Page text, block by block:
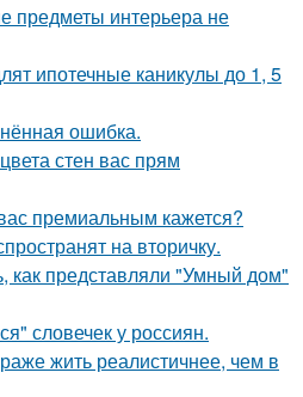
предметы интерьера не
ипотечные каникулы до 1, 5
ошибка.
стен вас прям
премиальным кажется?
на вторичку.
как представляли "Умный дом"
словечек у россиян.
жить реалистичнее, чем в